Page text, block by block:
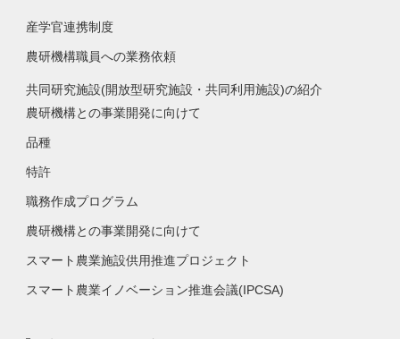
産学官連携制度
農研機構職員への業務依頼
共同研究施設(開放型研究施設・共同利用施設)の紹介
農研機構との事業開発に向けて
品種
特許
職務作成プログラム
農研機構との事業開発に向けて
スマート農業施設供用推進プロジェクト
スマート農業イノベーション推進会議(IPCSA)